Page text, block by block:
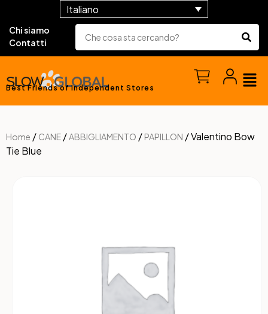
Italiano
Chi siamo
Contatti
Best Friends of Independent Stores
Home / CANE /ABBIGLIAMENTO / PAPILLON / Valentino Bow
Tie Blue